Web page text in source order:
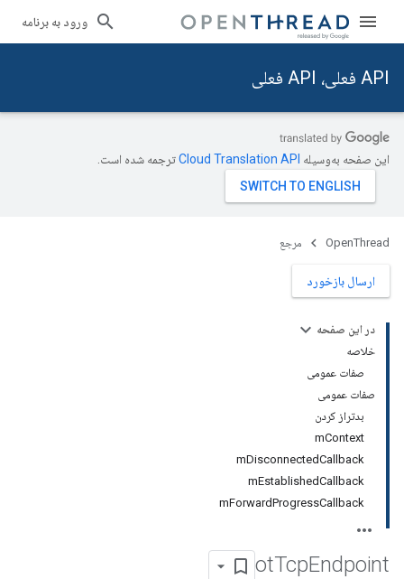
ورود به برنامه
API فعلی، API فعلی
این صفحه به‌وسیله ترجمه شده است.
OpenThread مرجع
ارسال بازخورد
در این صفحه
خلاصه
صفات عمومی
صفات عمومی
بدتراز کردن
mContext
mDisconnectedCallback
mEstablishedCallback
mForwardProgressCallback
otTcpEndpoint